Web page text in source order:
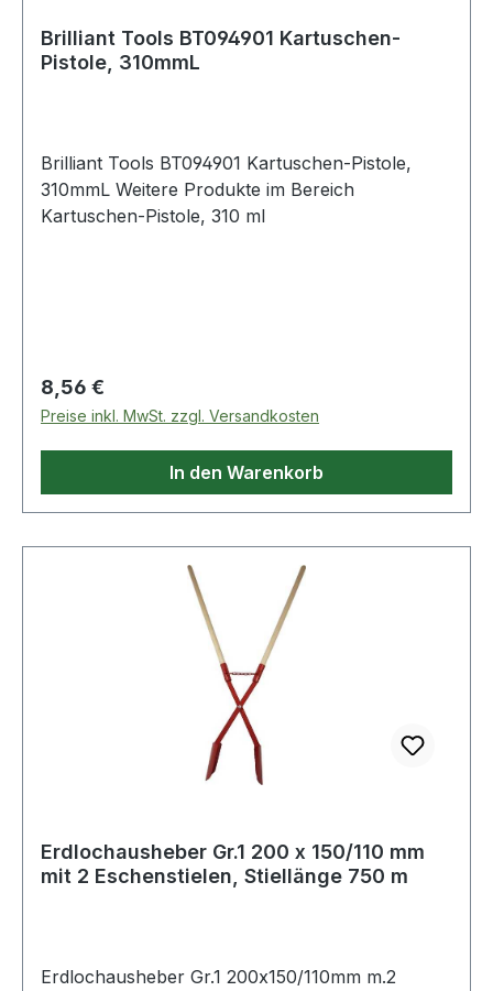
Brilliant Tools BT094901 Kartuschen-
Pistole, 310mmL
Brilliant Tools BT094901 Kartuschen-Pistole,
310mmL Weitere Produkte im Bereich
Kartuschen-Pistole, 310 ml
Regulärer Preis:
8,56 €
Preise inkl. MwSt. zzgl. Versandkosten
In den Warenkorb
Erdlochausheber Gr.1 200 x 150/110 mm
mit 2 Eschenstielen, Stiellänge 750 m
Erdlochausheber Gr.1 200x150/110mm m.2